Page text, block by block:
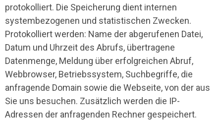
protokolliert. Die Speicherung dient internen
systembezogenen und statistischen Zwecken.
Protokolliert werden: Name der abgerufenen Datei,
Datum und Uhrzeit des Abrufs, übertragene
Datenmenge, Meldung über erfolgreichen Abruf,
Webbrowser, Betriebssystem, Suchbegriffe, die
anfragende Domain sowie die Webseite, von der aus
Sie uns besuchen. Zusätzlich werden die IP-
Adressen der anfragenden Rechner gespeichert.